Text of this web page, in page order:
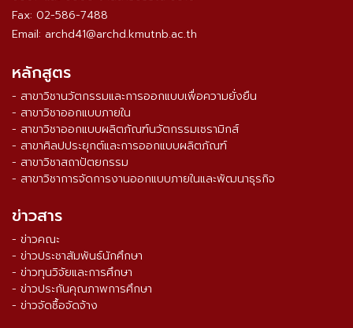
Fax: 02-586-7488
Email: archd41@archd.kmutnb.ac.th
หลักสูตร
- สาขาวิชานวัตกรรมและการออกแบบเพื่อความยั่งยืน
- สาขาวิชาออกแบบภายใน
- สาขาวิชาออกแบบผลิตภัณฑ์นวัตกรรมเซรามิกส์
- สาขาศิลปประยุกต์และการออกแบบผลิตภัณฑ์
- สาขาวิชาสถาปัตยกรรม
- สาขาวิชาการจัดการงานออกแบบภายในและพัฒนาธุรกิจ
ข่าวสาร
- ข่าวคณะ
- ข่าวประชาสัมพันธ์นักศึกษา
- ข่าวทุนวิจัยและการศึกษา
- ข่าวประกันคุณภาพการศึกษา
- ข่าวจัดซื้อจัดจ้าง